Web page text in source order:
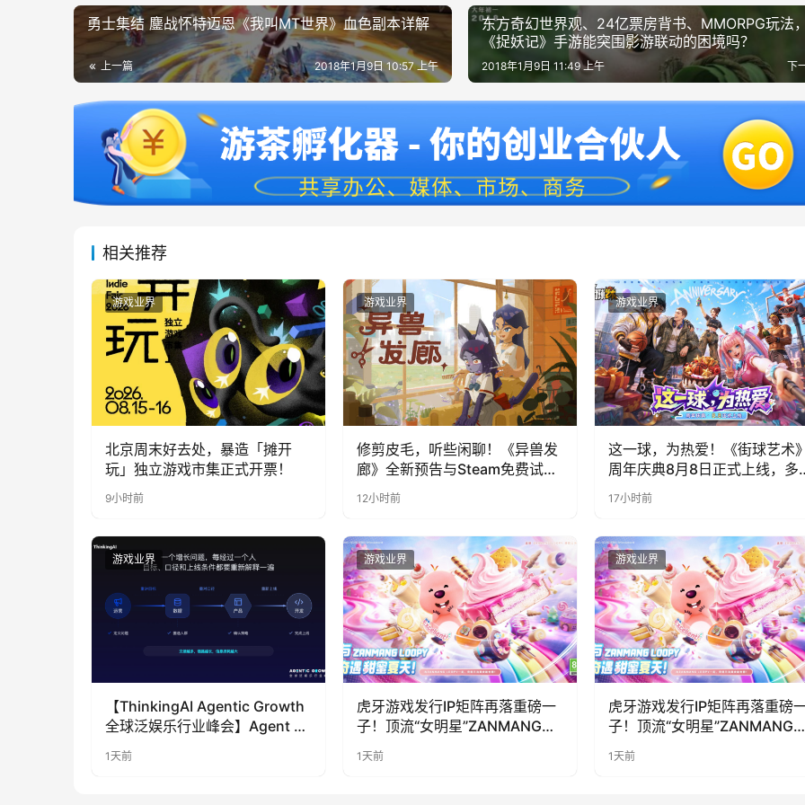
勇士集结 鏖战怀特迈恩《我叫MT世界》血色副本详解
上一篇 2018年1月9日 10:57 上午
东方奇幻世界观、24亿票房背书、MMORPG玩法
《捉妖记》手游能突围影游联动的困境吗？
下
2018年1月9日 11:49 上午
相关推荐
游戏业界
北京周末好去处，暴造「摊开
玩」独立游戏市集正式开票！
9小时前
游戏业界
修剪皮毛，听些闲聊！《异兽发
廊》全新预告与Steam免费试玩
公开
12小时前
游戏业界
这一球，为热爱！《街球艺术
周年庆典8月8日正式上线，多
福利与全新内容同步开启
17小时前
游戏业界
【ThinkingAI Agentic Growth
全球泛娱乐行业峰会】Agent 时
1天前
游戏业界
虎牙游戏发行IP矩阵再落重磅一
子！顶流“女明星”ZANMANG
奇遇》惊喜曝光
1天前
游戏业界
虎牙游戏发行IP矩阵再落重磅
子！顶流“女明星”ZANMANG
奇遇》惊喜曝光
1天前